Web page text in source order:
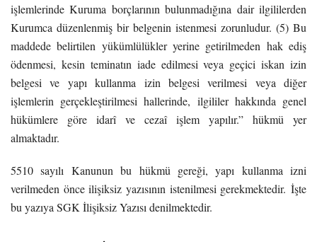
işlemlerinde Kuruma borçlarının bulunmadığına dair ilgililerden
Kurumca düzenlenmiş bir belgenin istenmesi zorunludur. (5) Bu
maddede belirtilen yükümlülükler yerine getirilmeden hak ediş
ödenmesi, kesin teminatın iade edilmesi veya geçici iskan izin
belgesi ve yapı kullanma izin belgesi verilmesi veya diğer
işlemlerin gerçekleştirilmesi hallerinde, ilgililer hakkında genel
hükümlere göre idarî ve cezaî işlem yapılır.” hükmü yer
almaktadır.
5510 sayılı Kanunun bu hükmü gereği, yapı kullanma izni
verilmeden önce ilişiksiz yazısının istenilmesi gerekmektedir. İşte
bu yazıya SGK İlişiksiz Yazısı denilmektedir.